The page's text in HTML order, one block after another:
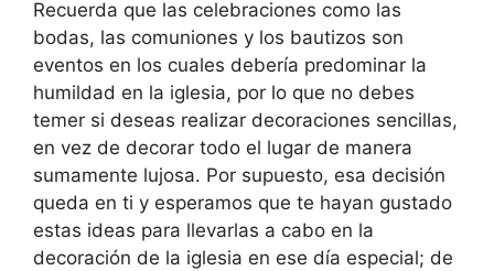
Recuerda que las celebraciones como las
bodas, las comuniones y los bautizos son
eventos en los cuales debería predominar la
humildad en la iglesia, por lo que no debes
temer si deseas realizar decoraciones sencillas,
en vez de decorar todo el lugar de manera
sumamente lujosa. Por supuesto, esa decisión
queda en ti y esperamos que te hayan gustado
estas ideas para llevarlas a cabo en la
decoración de la iglesia en ese día especial; de